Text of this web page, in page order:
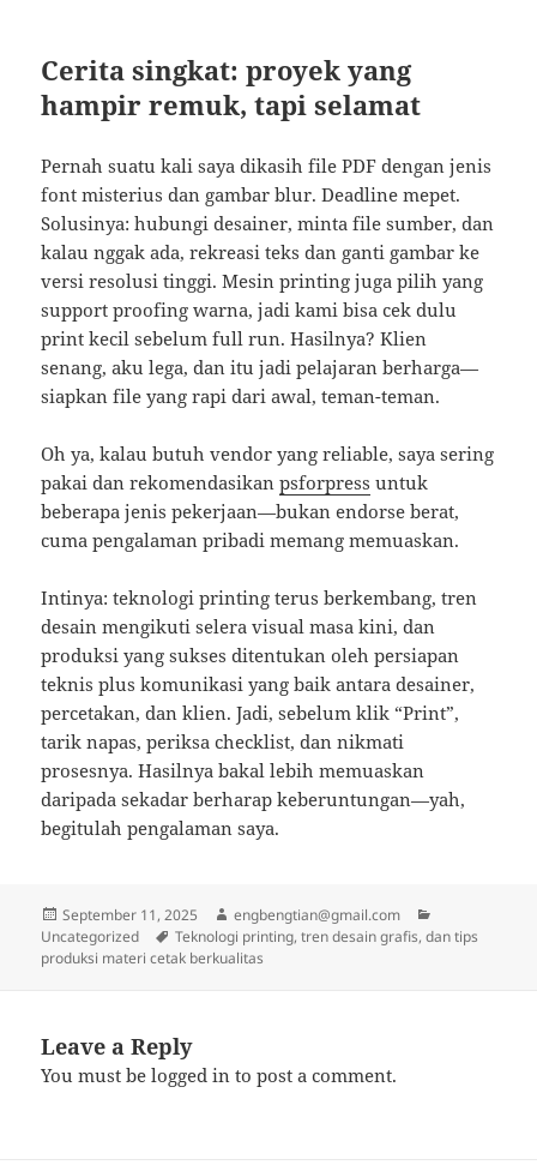
Cerita singkat: proyek yang
hampir remuk, tapi selamat
Pernah suatu kali saya dikasih file PDF dengan jenis
font misterius dan gambar blur. Deadline mepet.
Solusinya: hubungi desainer, minta file sumber, dan
kalau nggak ada, rekreasi teks dan ganti gambar ke
versi resolusi tinggi. Mesin printing juga pilih yang
support proofing warna, jadi kami bisa cek dulu
print kecil sebelum full run. Hasilnya? Klien
senang, aku lega, dan itu jadi pelajaran berharga—
siapkan file yang rapi dari awal, teman-teman.
Oh ya, kalau butuh vendor yang reliable, saya sering
pakai dan rekomendasikanpsforpress untuk
beberapa jenis pekerjaan—bukan endorse berat,
cuma pengalaman pribadi memang memuaskan.
Intinya: teknologi printing terus berkembang, tren
desain mengikuti selera visual masa kini, dan
produksi yang sukses ditentukan oleh persiapan
teknis plus komunikasi yang baik antara desainer,
percetakan, dan klien. Jadi, sebelum klik “Print”,
tarik napas, periksa checklist, dan nikmati
prosesnya. Hasilnya bakal lebih memuaskan
daripada sekadar berharap keberuntungan—yah,
begitulah pengalaman saya.
Posted
on
September 11, 2025 Author
engbengtian@gmail.com
Uncategorized
Tags
Teknologi printing, tren desain grafis, dan tips
produksi materi cetak berkualitas
Leave a Reply
You must belogged in to post a comment.